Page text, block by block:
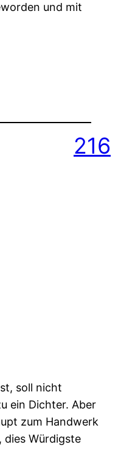
und mit
216
soll nicht
ein Dichter. Aber
zum Handwerk
dies Würdigste